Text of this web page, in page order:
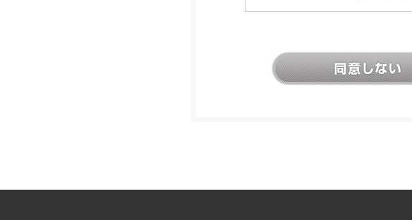
2. 前項の変更については、当サイト上
会員のみなさまへの通知
※ログインには、会員登録時に入力した